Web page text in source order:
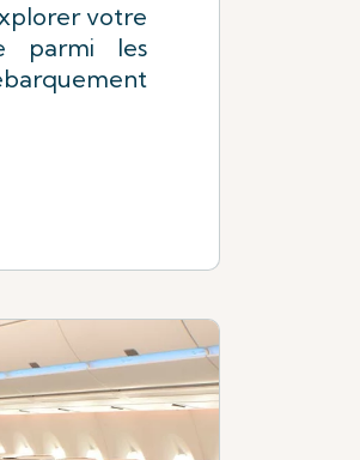
votre
parmi les